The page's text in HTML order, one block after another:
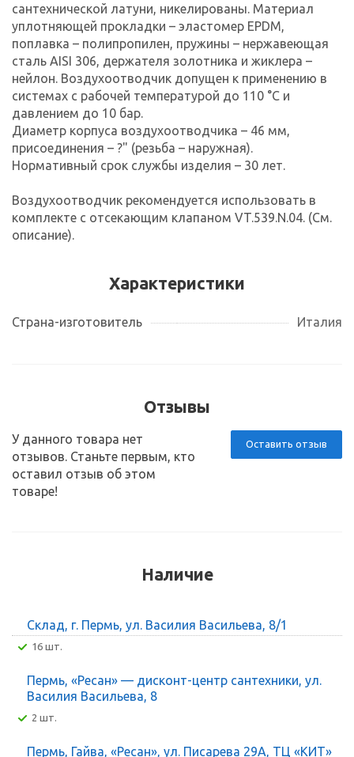
сантехнической латуни, никелированы. Материал
уплотняющей прокладки – эластомер EPDM,
поплавка – полипропилен, пружины – нержавеющая
сталь AISI 306, держателя золотника и жиклера –
нейлон. Воздухоотводчик допущен к применению в
системах с рабочей температурой до 110 °С и
давлением до 10 бар.
Диаметр корпуса воздухоотводчика – 46 мм,
присоединения – ?" (резьба – наружная).
Нормативный срок службы изделия – 30 лет.
Воздухоотводчик рекомендуется использовать в
комплекте с отсекающим клапаном VT.539.N.04. (См.
описание).
Характеристики
Страна-изготовитель Италия
Отзывы
Оставить отзыв
У данного товара нет
отзывов. Станьте первым, кто
оставил отзыв об этом
товаре!
Наличие
Склад, г. Пермь, ул. Василия Васильева, 8/1
16 шт.
Пермь, «Ресан» — дисконт-центр сантехники, ул.
Василия Васильева, 8
2 шт.
Пермь, Гайва, «Ресан», ул. Писарева 29А, ТЦ «КИТ»